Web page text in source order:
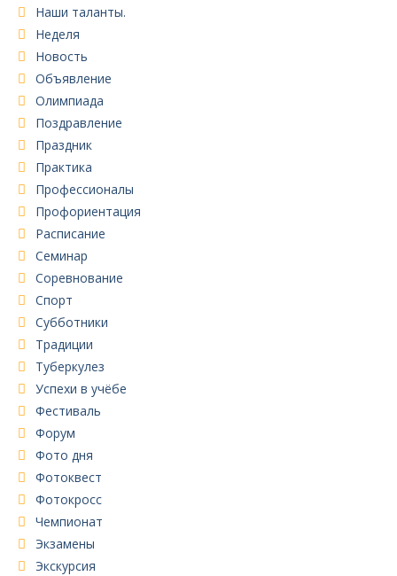
Наши таланты.
Неделя
Новость
Объявление
Олимпиада
Поздравление
Праздник
Практика
Профессионалы
Профориентация
Расписание
Семинар
Соревнование
Спорт
Субботники
Традиции
Туберкулез
Успехи в учёбе
Фестиваль
Форум
Фото дня
Фотоквест
Фотокросс
Чемпионат
Экзамены
Экскурсия